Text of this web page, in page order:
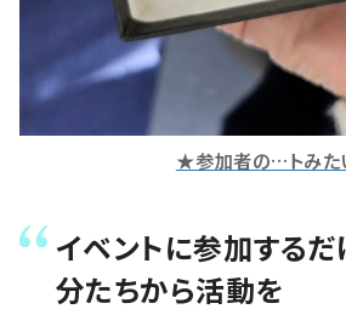
★参加者の…トみた
イベントに参加するだ
分たちから活動を